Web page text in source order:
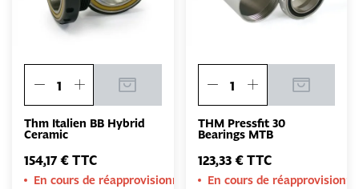
Thm Italien BB Hybrid
Ceramic
154,17 € TTC
En cours de réapprovisionnement
THM Pressfit 30
Bearings MTB
123,33 € TTC
En cours de